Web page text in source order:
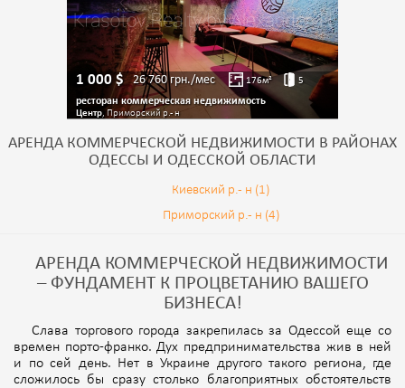
1 000$ 26 760грн./мес 176м² 5
ресторан коммерческая недвижимость
Центр, Приморский р.- н
АРЕНДА КОММЕРЧЕСКОЙ НЕДВИЖИМОСТИ В РАЙОНАХ
ОДЕССЫ И ОДЕССКОЙ ОБЛАСТИ
Киевский р.- н (1)
Приморский р.- н (4)
АРЕНДА КОММЕРЧЕСКОЙ НЕДВИЖИМОСТИ
– ФУНДАМЕНТ К ПРОЦВЕТАНИЮ ВАШЕГО
БИЗНЕСА!
Слава торгового города закрепилась за Одессой еще со
времен порто-франко. Дух предпринимательства жив в ней
и по сей день. Нет в Украине другого такого региона, где
сложилось бы сразу столько благоприятных обстоятельств